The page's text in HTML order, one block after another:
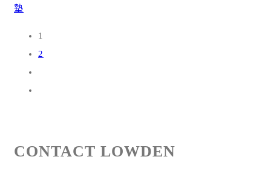
墊
1
2
CONTACT LOWDEN